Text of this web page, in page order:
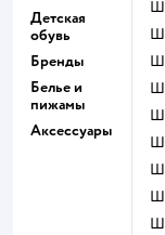
Детская
обувь
Бренды
Белье и
пижамы
Аксессуары